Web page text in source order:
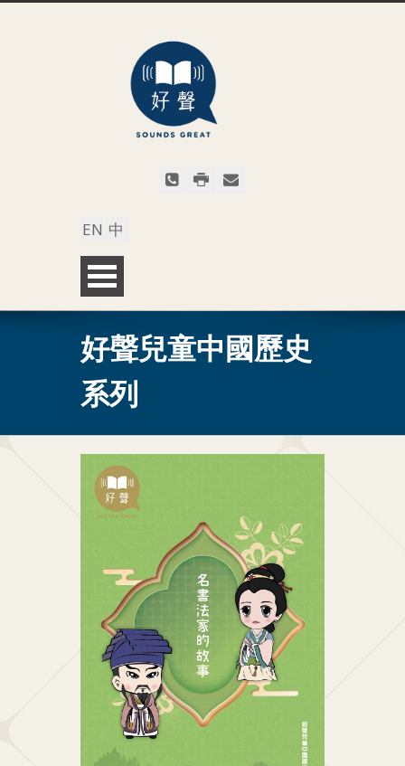
EN 中
好聲兒童中國歷史
系列